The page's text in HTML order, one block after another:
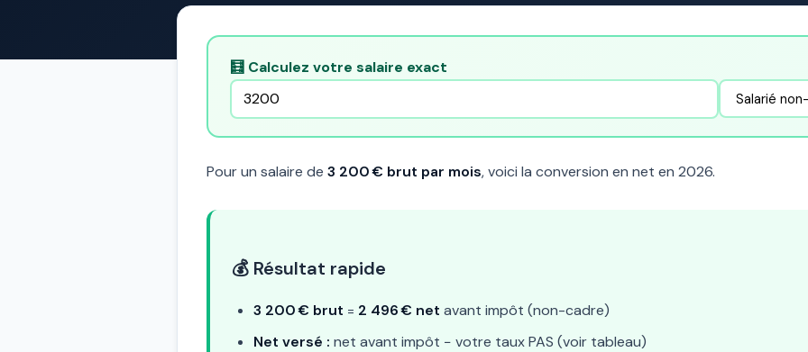
🧮 Calculez votre salaire exact
Pour un salaire de 3 200 € brut par mois, voici la conversion en net en 2026.
💰 Résultat rapide
3 200 € brut = 2 496 € net avant impôt (non-cadre)
Net versé : net avant impôt − votre taux PAS (voir tableau)